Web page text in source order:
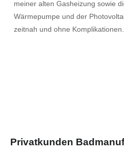
meiner alten Gasheizung sowie
Wärmepumpe und der
zeitnah und ohne Komplikationen.
Privatkunden